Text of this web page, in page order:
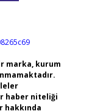
marka, kurum
haber niteliği
hakkında